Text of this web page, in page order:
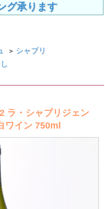
グ承ります
> シャブリ
ラ・シャブリジェン
ワイン 750ml